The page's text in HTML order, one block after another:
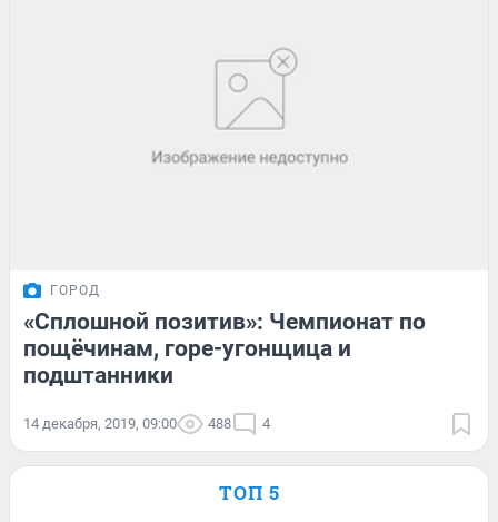
ГОРОД
«Сплошной позитив»: Чемпионат по
пощёчинам, горе-угонщица и
подштанники
14 декабря, 2019, 09:00 488 4
ТОП 5